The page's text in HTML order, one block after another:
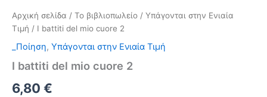
Αρχική σελίδα / Το βιβλιοπωλείο / Υπάγονται στην Ενιαία
Τιμή / I battiti del mio cuore 2
_Ποίηση, Υπάγονται στην Ενιαία Τιμή
I battiti del mio cuore 2
6,80 €